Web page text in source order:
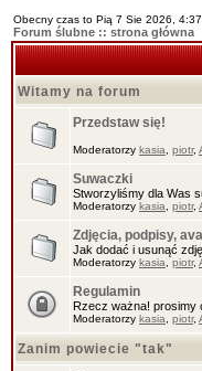
Obecny czas to Pią 7 Sie 2026, 4:37
Forum ślubne :: strona główna
Witamy na forum
Przedstaw się!
Moderatorzy kasia piotr,
Suwaczki
Stworzyliśmy dla Was
Moderatorzy kasia piotr,
Zdjęcia, podpisy,
Jak dodać i usunąć
Moderatorzy kasia piotr,
Regulamin
Rzecz ważna! prosimy
Moderatorzy kasia piotr,
Zanim powiecie "tak"